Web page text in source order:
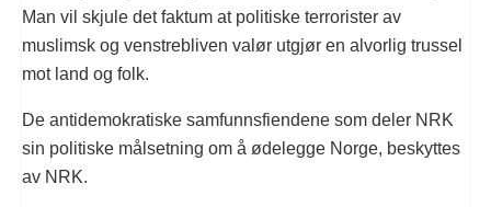
Man vil skjule det faktum at politiske terrorister av
muslimsk og venstrebliven valør utgjør en alvorlig trussel
mot land og folk.
De antidemokratiske samfunnsfiendene som deler NRK
sin politiske målsetning om å ødelegge Norge, beskyttes
av NRK.